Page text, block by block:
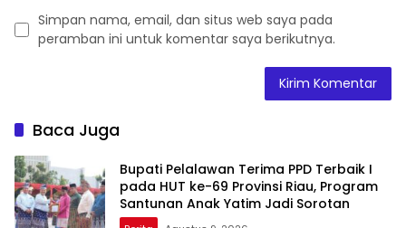
Simpan nama, email, dan situs web saya pada
peramban ini untuk komentar saya berikutnya.
Baca Juga
Bupati Pelalawan Terima PPD Terbaik I
pada HUT ke-69 Provinsi Riau, Program
Santunan Anak Yatim Jadi Sorotan